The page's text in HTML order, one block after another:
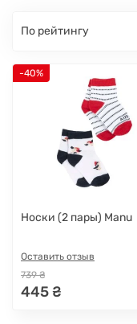
по рейтингу
-40%
Носки (2 пары) Manu
Оставить отзыв
739 ₴
445 ₴